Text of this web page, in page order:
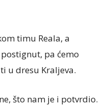
timu Reala, a
pa ćemo
u dresu Kraljeva.
što nam je i potvrdio.